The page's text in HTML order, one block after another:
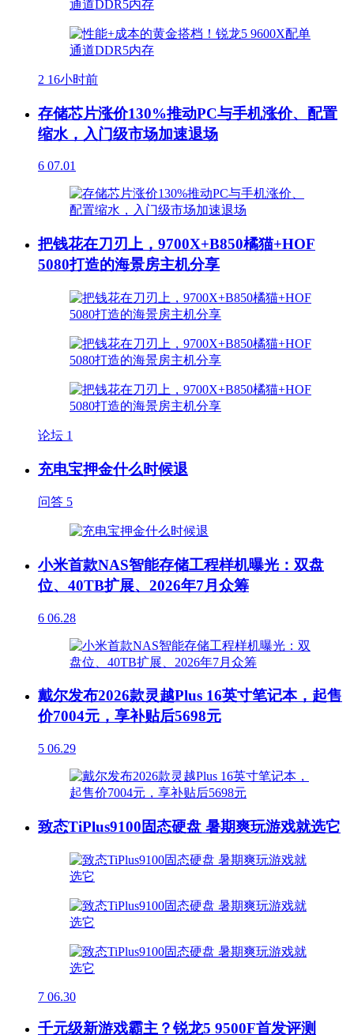
2 16小时前
存储芯片涨价130%推动PC与手机涨价、配置
缩水，入门级市场加速退场
6 07.01
把钱花在刀刃上，9700X+B850橘猫+HOF
5080打造的海景房主机分享
论坛 1
充电宝押金什么时候退
问答 5
小米首款NAS智能存储工程样机曝光：双盘
位、40TB扩展、2026年7月众筹
6 06.28
戴尔发布2026款灵越Plus 16英寸笔记本，起售
价7004元，享补贴后5698元
5 06.29
致态TiPlus9100固态硬盘 暑期爽玩游戏就选它
7 06.30
千元级新游戏霸主？锐龙5 9500F首发评测